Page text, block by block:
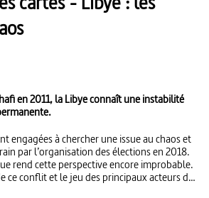
en 2011, la Libye connaît une instabilité
engagées à chercher une issue au chaos et
par l’organisation des élections en 2018.
rend cette perspective encore improbable.
ce conflit et le jeu des principaux acteurs de
depuis le Printemps arabe ?